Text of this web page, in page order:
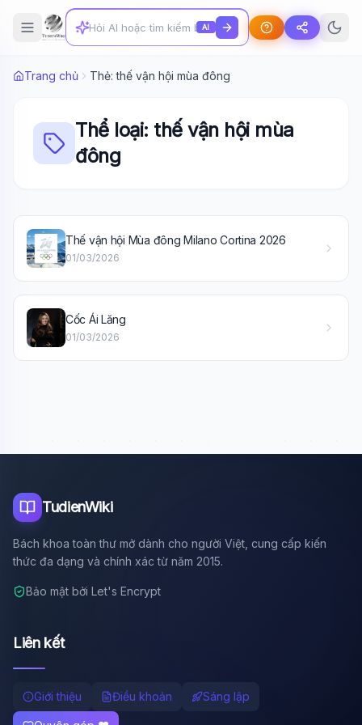
AI
Trang chủ Thẻ: thế vận hội mùa đông
Thể loại: thế vận hội mùa
đông
Thế vận hội Mùa đông Milano Cortina 2026
01/03/2026
Cốc Ái Lăng
01/03/2026
TudienWiki
Bách khoa toàn thư mở dành cho người Việt, cung cấp kiến
thức đa dạng và chính xác từ năm 2015.
Bảo mật bởi Let's Encrypt
Liên kết
Giới thiệu Điều khoản Sáng lập
🤖Wiki Trợ Lý
📚 Lịch sử Việt Nam